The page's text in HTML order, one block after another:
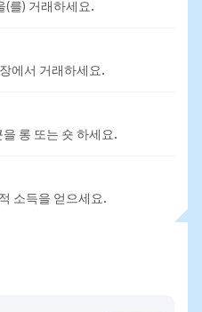
(를) 거래하세요.
에서 거래하세요.
롱 또는 숏 하세요.
소득을 얻으세요.